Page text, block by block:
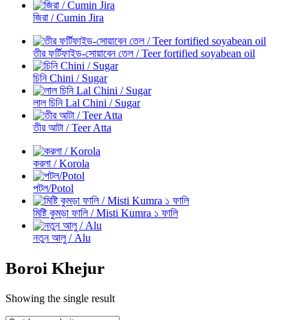
জিরা / Cumin Jira
তীর ফর্টিফাইড-সোয়াবেন তেল / Teer fortified soyabean oil
চিনি Chini / Sugar
লাল চিনি Lal Chini / Sugar
তীর আটা / Teer Atta
করলা / Korola
পটল/Potol
মিষ্টি কুমড়া ফালি / Misti Kumra ১ ফালি
নতুন আলু / Alu
Boroi Khejur
Showing the single result